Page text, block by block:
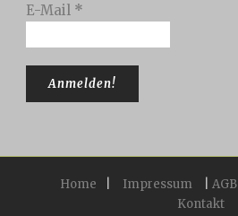
E-Mail *
Home Impressum AGB
Kontakt